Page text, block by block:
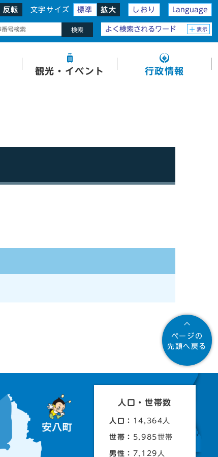
反転 文字サイズ 標準 拡大 しおり Language
検索 よく検索されるワード 表示
観光・イベント 行政情報
ページの
先頭へ戻る
人口・世帯数
人口： 14,364人
世帯： 5,985世帯
男性： 7,129人